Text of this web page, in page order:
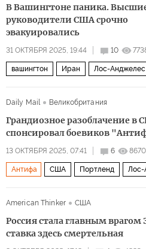
В Вашингтоне паника.
руководители США срочно
эвакуировались
31 ОКТЯБРЯ 2025, 19:44 10
вашингтон Иран Лос-Анджелес
Daily Mail Великобритания
Грандиозное разоблачение в
спонсировал боевиков
13 ОКТЯБРЯ 2025, 07:41 6 8670
Антифа США Портленд Лос-
American Thinker США
Россия стала главным врагом
ставка здесь смертельная